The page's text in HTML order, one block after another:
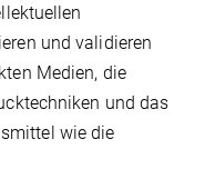
und validieren
Medien, die
und das
wie die